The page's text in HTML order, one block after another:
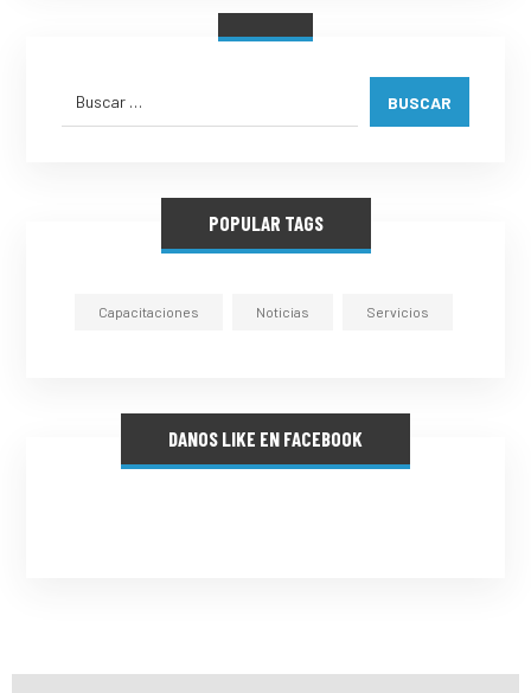
BUSCAR
POPULAR TAGS
Capacitaciones Noticias Servicios
DANOS LIKE EN FACEBOOK